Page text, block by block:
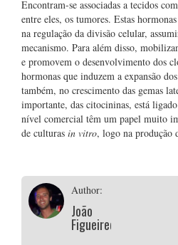
Encontram-se associadas a tecidos
entre eles, os tumores. Estas
na regulação da divisão celular,
mecanismo. Para além disso,
e promovem o desenvolvimento dos
hormonas que induzem a expansão
também, no crescimento das gemas
importante, das citocininas, está
nível comercial têm um papel muito
de culturas in vitro, logo na produção
Author:
João
Figueiredo